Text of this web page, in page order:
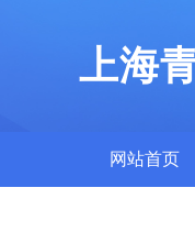
上海
网站首页